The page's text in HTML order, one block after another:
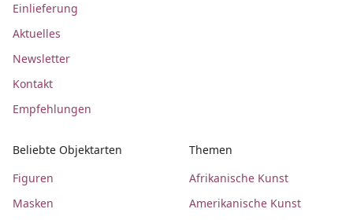
Einlieferung
Aktuelles
Newsletter
Kontakt
Empfehlungen
Beliebte Objektarten
Figuren
Masken
Themen
Afrikanische Kunst
Amerikanische Kunst